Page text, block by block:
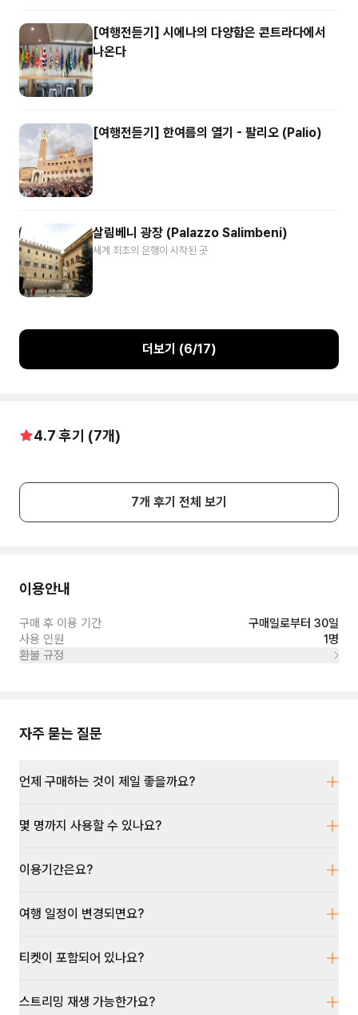
[여행전듣기] 시에나의 다양함은 콘트라다에서
나온다
[여행전듣기] 한여름의 열기 - 팔리오 (Palio)
살림베니 광장 (Palazzo Salimbeni)
세계 최초의 은행이 시작된 곳
더보기 (6/17)
4.7 후기 (7개)
7개 후기 전체 보기
이용안내
구매 후 이용 기간
구매일로부터 30일
사용 인원
1명
환불 규정
자주 묻는 질문
언제 구매하는 것이 제일 좋을까요?
몇 명까지 사용할 수 있나요?
이용기간은요?
여행 일정이 변경되면요?
티켓이 포함되어 있나요?
스트리밍 재생 가능한가요?